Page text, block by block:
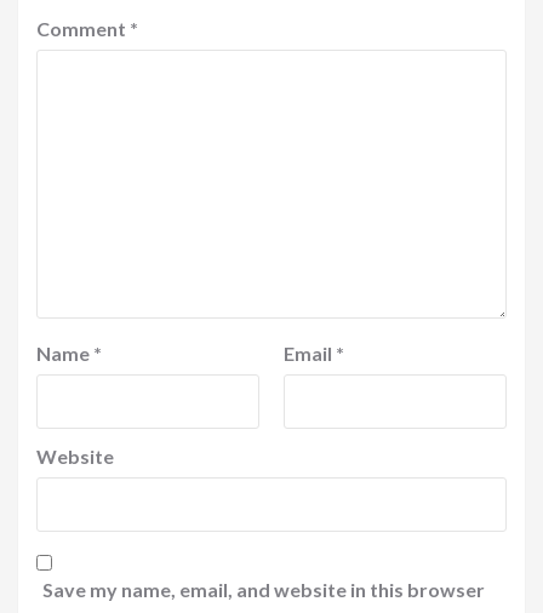
Comment *
Name * Email *
Website
Save my name, email, and website in this browser